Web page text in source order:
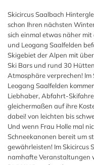
Skicircus Saalbach
schon Ihren nächsten
sich einmal etwas näher
und Leogang Saalfelden
Skigebiet der Alpen mit
Ski Bars und rund 30
Atmosphäre verprechen!
Leogang Saalfelden
Liebhaber, Abfahrt-
gleichermaßen auf ihre
dabei! von leichten bis
Und wenn Frau Holle mal
Schneekanonen bereit um
gewährleisten! Im Skicircus
namhafte Veranstaltungen